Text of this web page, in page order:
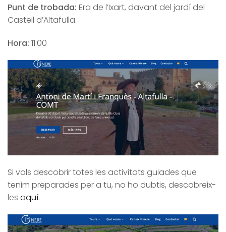
Punt de trobada: Era de l’Ixart, davant del jardí del
Castell d’Altafulla.
Hora: 11:00
Si vols descobrir totes les activitats guiades que
tenim preparades per a tu, no ho dubtis, descobreix-
les aquí.